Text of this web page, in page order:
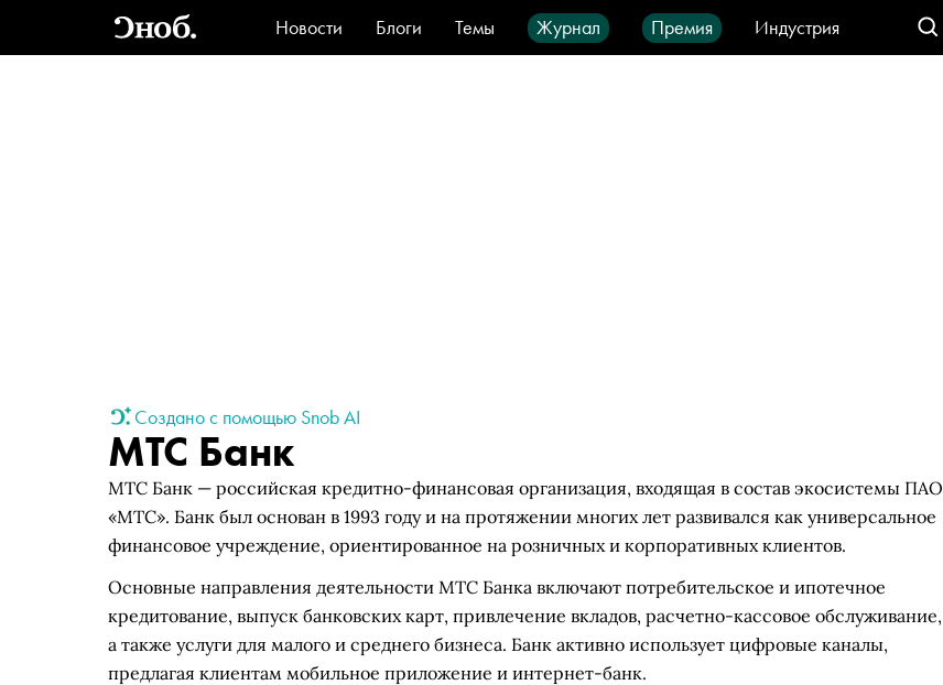
Новости Блоги Темы Журнал Премия
Индустрия
Стиль
Видео Город IT-продукты
Создано с помощью Snob AI
МТС Банк
МТС Банк — российская кредитно-финансовая организация, входящая в состав экосистемы ПАО
«МТС». Банк был основан в 1993 году и на протяжении многих лет развивался как универсальное
финансовое учреждение, ориентированное на розничных и корпоративных клиентов.
Основные направления деятельности МТС Банка включают потребительское и ипотечное
кредитование, выпуск банковских карт, привлечение вкладов, расчетно-кассовое обслуживание,
а также услуги для малого и среднего бизнеса. Банк активно использует цифровые каналы,
предлагая клиентам мобильное приложение и интернет-банк.